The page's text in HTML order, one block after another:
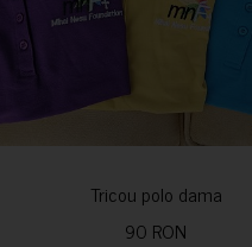
Tricou polo dama
90 RON